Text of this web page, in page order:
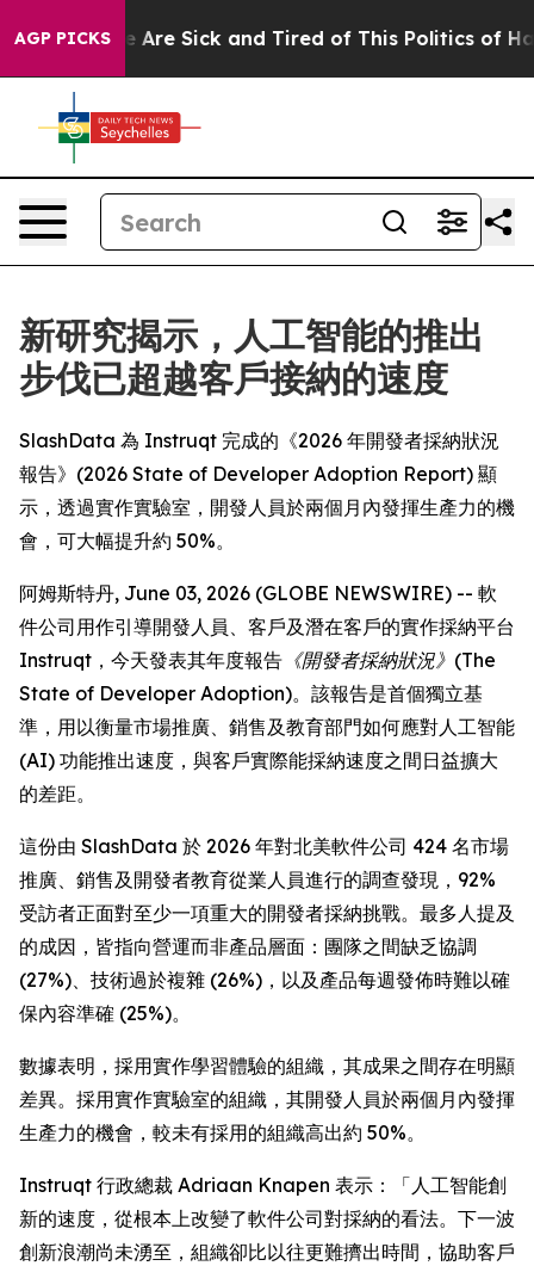
AGP PICKSAre Sick and Tired of This Politics of
新研究揭示，人工智能的推出
步伐已超越客戶接納的速度
SlashData 為 Instruqt 完成的《2026 年開發者採納狀況
報告》(2026 State of Developer Adoption Report) 顯
示，透過實作實驗室，開發人員於兩個月內發揮生產力的機
會，可大幅提升約 50%。
阿姆斯特丹, June 03, 2026 (GLOBE NEWSWIRE) -- 軟
件公司用作引導開發人員、客戶及潛在客戶的實作採納平台
Instruqt，今天發表其年度報告 《開發者採納狀況》(The
State of Developer Adoption)。該報告是首個獨立基
準，用以衡量市場推廣、銷售及教育部門如何應對人工智能
(AI) 功能推出速度，與客戶實際能採納速度之間日益擴大
的差距。
這份由 SlashData 於 2026 年對北美軟件公司 424 名市場
推廣、銷售及開發者教育從業人員進行的調查發現，92%
受訪者正面對至少一項重大的開發者採納挑戰。最多人提及
的成因，皆指向營運而非產品層面：團隊之間缺乏協調
(27%)、技術過於複雜 (26%)，以及產品每週發佈時難以確
保內容準確 (25%)。
數據表明，採用實作學習體驗的組織，其成果之間存在明顯
差異。採用實作實驗室的組織，其開發人員於兩個月內發揮
生產力的機會，較未有採用的組織高出約 50%。
Instruqt 行政總裁 Adriaan Knapen 表示：「人工智能創
新的速度，從根本上改變了軟件公司對採納的看法。下一波
創新浪潮尚未湧至，組織卻比以往更難擠出時間，協助客戶